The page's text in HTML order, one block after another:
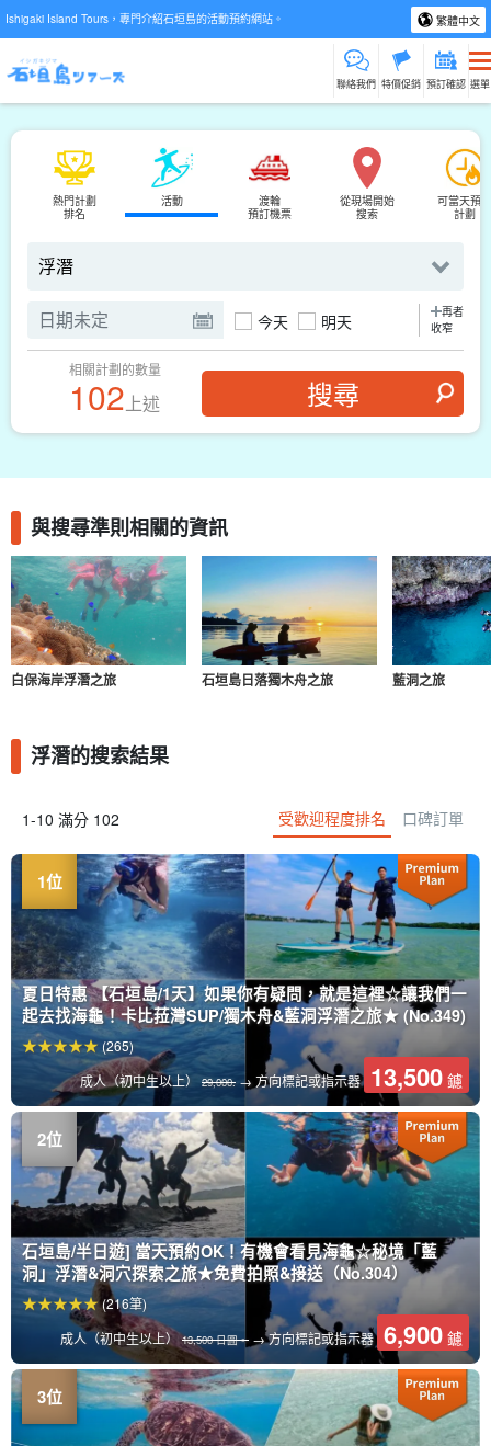
Ishigaki Island Tours，專門介紹石垣島的活動預約網站。 繁體中文
聯絡我們 特價促銷 預訂確認 選單
熱門計劃
排名
活動
渡輪
預訂機票
從現場開始
搜索
可當天預約
計劃
今天 明天
再者
收窄
相關計劃的數量
102 上述
與搜尋準則相關的資訊
白保海岸浮潛之旅 石垣島日落獨木舟之旅 藍洞之旅
浮潛的搜索結果
1-10 滿分 102 受歡迎程度排名 口碑訂單
夏日特惠 【石垣島/1天】如果你有疑問，就是這裡☆讓我們一
起去找海龜！卡比菈灣SUP/獨木舟&藍洞浮潛之旅★ (No.349)
成人（初中生以上） 29,000. → 方向標記或指示器 13,500 鑢
(265)
石垣島/半日遊] 當天預約OK！有機會看見海龜☆秘境「藍
洞」浮潛&洞穴探索之旅★免費拍照&接送（No.304）
成人（初中生以上）13,500 日圓。 → 方向標記或指示器 6,900 鑢
(216筆)